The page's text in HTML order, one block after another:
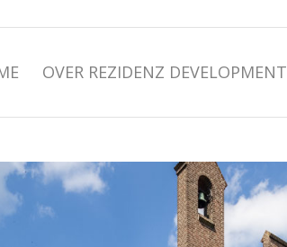
OVER REZIDENZ DEVELOPMENT